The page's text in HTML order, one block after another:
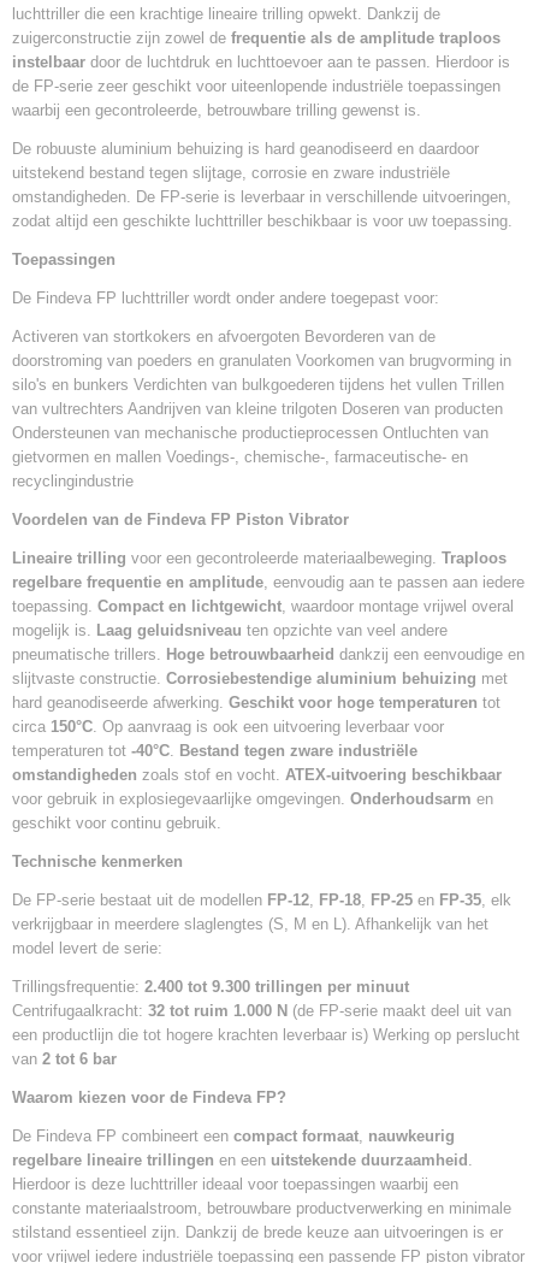
luchttriller die een krachtige lineaire trilling opwekt. Dankzij de
zuigerconstructie zijn zowel de frequentie als de amplitude traploos
instelbaar door de luchtdruk en luchttoevoer aan te passen. Hierdoor is
de FP-serie zeer geschikt voor uiteenlopende industriële toepassingen
waarbij een gecontroleerde, betrouwbare trilling gewenst is.
De robuuste aluminium behuizing is hard geanodiseerd en daardoor
uitstekend bestand tegen slijtage, corrosie en zware industriële
omstandigheden. De FP-serie is leverbaar in verschillende uitvoeringen,
zodat altijd een geschikte luchttriller beschikbaar is voor uw toepassing.
Toepassingen
De Findeva FP luchttriller wordt onder andere toegepast voor:
Activeren van stortkokers en afvoergoten Bevorderen van de
doorstroming van poeders en granulaten Voorkomen van brugvorming in
silo's en bunkers Verdichten van bulkgoederen tijdens het vullen Trillen
van vultrechters Aandrijven van kleine trilgoten Doseren van producten
Ondersteunen van mechanische productieprocessen Ontluchten van
gietvormen en mallen Voedings-, chemische-, farmaceutische- en
recyclingindustrie
Voordelen van de Findeva FP Piston Vibrator
Lineaire trilling voor een gecontroleerde materiaalbeweging. Traploos
regelbare frequentie en amplitude, eenvoudig aan te passen aan iedere
toepassing. Compact en lichtgewicht, waardoor montage vrijwel overal
mogelijk is. Laag geluidsniveau ten opzichte van veel andere
pneumatische trillers. Hoge betrouwbaarheid dankzij een eenvoudige en
slijtvaste constructie. Corrosiebestendige aluminium behuizing met
hard geanodiseerde afwerking. Geschikt voor hoge temperaturen tot
circa 150°C. Op aanvraag is ook een uitvoering leverbaar voor
temperaturen tot -40°C. Bestand tegen zware industriële
omstandigheden zoals stof en vocht. ATEX-uitvoering beschikbaar
voor gebruik in explosiegevaarlijke omgevingen. Onderhoudsarm en
geschikt voor continu gebruik.
Technische kenmerken
De FP-serie bestaat uit de modellen FP-12, FP-18, FP-25 en FP-35, elk
verkrijgbaar in meerdere slaglengtes (S, M en L). Afhankelijk van het
model levert de serie:
Trillingsfrequentie: 2.400 tot 9.300 trillingen per minuut
Centrifugaalkracht: 32 tot ruim 1.000 N (de FP-serie maakt deel uit van
een productlijn die tot hogere krachten leverbaar is) Werking op perslucht
van 2 tot 6 bar
Waarom kiezen voor de Findeva FP?
De Findeva FP combineert een compact formaat, nauwkeurig
regelbare lineaire trillingen en een uitstekende duurzaamheid .
Hierdoor is deze luchttriller ideaal voor toepassingen waarbij een
constante materiaalstroom, betrouwbare productverwerking en minimale
stilstand essentieel zijn. Dankzij de brede keuze aan uitvoeringen is er
voor vrijwel iedere industriële toepassing een passende FP piston vibrator